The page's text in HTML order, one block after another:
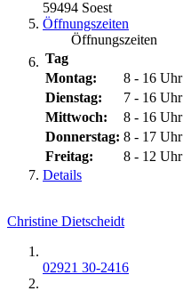
59494 Soest
Öffnungszeiten
Öffnungszeiten
Tag
Montag:
8 - 16 Uhr
Dienstag:
7 - 16 Uhr
Mittwoch:
8 - 16 Uhr
Donnerstag: 8 - 17 Uhr
Freitag:
8 - 12 Uhr
Details
Christine Dietscheidt
02921 30-2416